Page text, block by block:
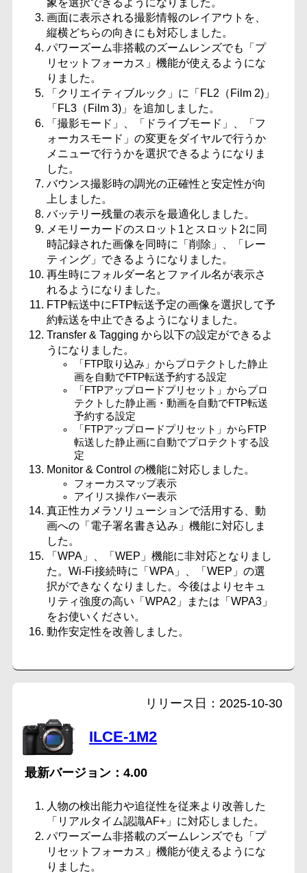
画面に表示される撮影情報のレイアウトを、
縦横どちらの向きにも対応しました。
パワーズーム非搭載のズームレンズでも「プ
リセットフォーカス」機能が使えるようにな
りました。
「クリエイティブルック」に「FL2（Film 2)」
「FL3（Film 3)」を追加しました。
「撮影モード」、「ドライブモード」、「フ
ォーカスモード」の変更をダイヤルで行うか
メニューで行うかを選択できるようになりま
した。
バウンス撮影時の調光の正確性と安定性が向
上しました。
バッテリー残量の表示を最適化しました。
メモリーカードのスロット1とスロット2に同
時記録された画像を同時に「削除」、「レー
ティング」できるようになりました。
再生時にフォルダー名とファイル名が表示さ
れるようになりました。
FTP転送中にFTP転送予定の画像を選択して予
約転送を中止できるようになりました。
Transfer & Tagging から以下の設定ができるよ
うになりました。
「FTP取り込み」からプロテクトした静止
画を自動でFTP転送予約する設定
「FTPアップロードプリセット」からプロ
テクトした静止画・動画を自動でFTP転送
予約する設定
「FTPアップロードプリセット」からFTP
転送した静止画に自動でプロテクトする設
定
Monitor & Control の機能に対応しました。
フォーカスマップ表示
アイリス操作バー表示
真正性カメラソリューションで活用する、動
画への「電子署名書き込み」機能に対応しま
した。
「WPA」、「WEP」機能に非対応となりまし
た。Wi-Fi接続時に「WPA」、「WEP」の選
択ができなくなりました。今後はよりセキュ
リティ強度の高い「WPA2」または「WPA3」
をお使いください。
動作安定性を改善しました。
ILCE-1M2
4.00
2025-10-30
人物の検出能力や追従性を従来より改善した
「リアルタイム認識AF+」に対応しました。
パワーズーム非搭載のズームレンズでも「プ
リセットフォーカス」機能が使えるようにな
りました。